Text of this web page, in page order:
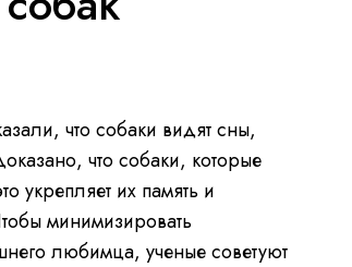
что собаки видят сны,
что собаки, которые
укрепляет их память и
минимизировать
любимца, ученые советуют